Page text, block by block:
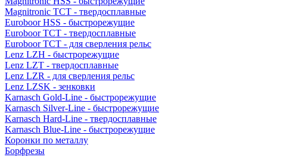
Magnitronic TCT - твердосплавные
Euroboor HSS - быстрорежущие
Euroboor TCT - твердосплавные
Euroboor TCT - для сверления рельс
Lenz LZH - быстрорежущие
Lenz LZT - твердосплавные
Lenz LZR - для сверления рельс
Lenz LZSK - зенковки
Karnasch Gold-Line - быстрорежущие
Karnasch Silver-Line - быстрорежущие
Karnasch Hard-Line - твердосплавные
Karnasch Blue-Line - быстрорежущие
Коронки по металлу
Борфрезы